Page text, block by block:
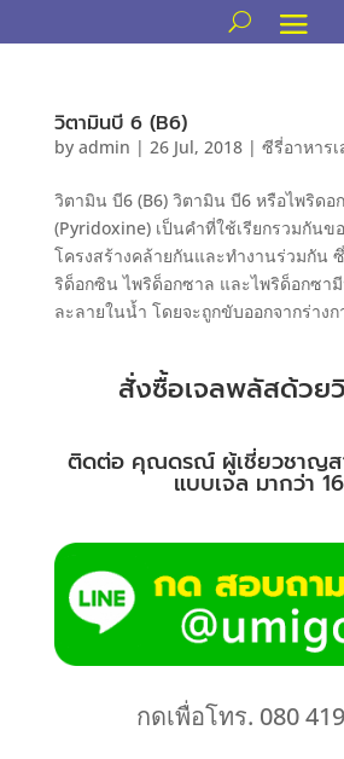
วิตามินบี 6 (B6)
by admin | 26 Jul, 2018| ซีรี่อาหาร
วิตามิน บี6 (B6) วิตามิน บี6 หรือไพริดอ
(Pyridoxine) เป็นคำที่ใช้เรียกรวมกันข
โครงสร้างคล้ายกันและทำงานร่วมกัน
ริด็อกซิน ไพริด็อกซาล และไพริด็อกซา
ละลายในน้ำ โดยจะถูกขับออกจากร่างก
สั่งซื้อเจลพลัสด้วย
ติดต่อ คุณดรณ์ ผู้เชี่ยวชาญส
แบบเจล มากว่า
กดเพื่อโทร. 080